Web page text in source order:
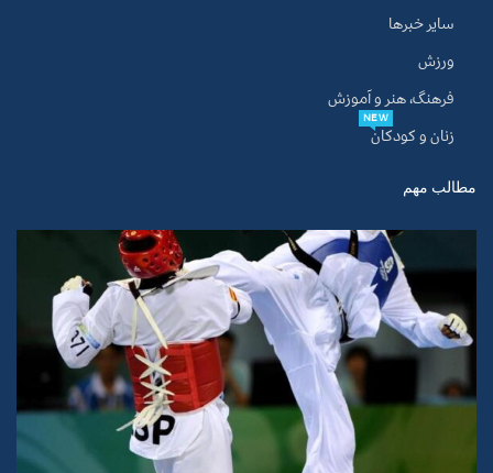
سایر خبرها
ورزش
فرهنگ، هنر و آموزش
زنان و کودکان
NEW
مطالب مهم